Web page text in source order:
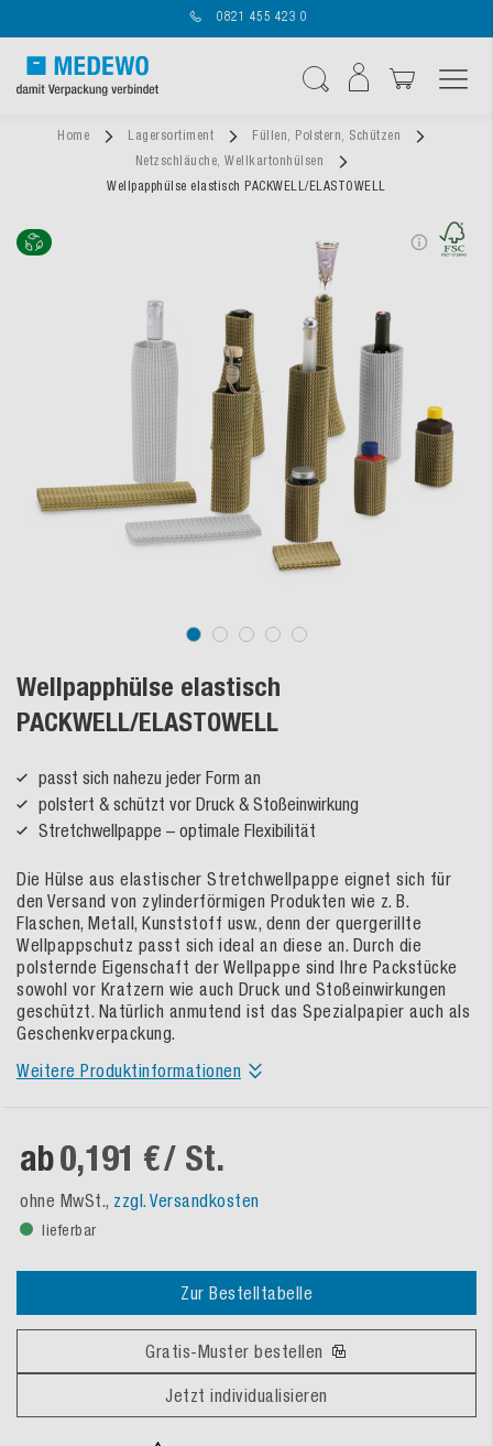
0821 455 423 0
Home Lagersortiment
Füllen, Polstern, Schützen
Netzschläuche, Wellkartonhülsen
Wellpapphülse elastisch PACKWELL/ELASTOWELL
Wellpapphülse elastisch
PACKWELL/ELASTOWELL
passt sich nahezu jeder Form an
polstert & schützt vor Druck & Stoßeinwirkung
Stretchwellpappe – optimale Flexibilität
Die Hülse aus elastischer Stretchwellpappe eignet sich für
den Versand von zylinderförmigen Produkten wie z. B.
Flaschen, Metall, Kunststoff usw., denn der quergerillte
Wellpappschutz passt sich ideal an diese an. Durch die
polsternde Eigenschaft der Wellpappe sind Ihre Packstücke
sowohl vor Kratzern wie auch Druck und Stoßeinwirkungen
geschützt. Natürlich anmutend ist das Spezialpapier auch als
Geschenkverpackung.
Weitere Produktinformationen
ab0,191 €/ St.
ohne MwSt., zzgl. Versandkosten
lieferbar
Zur Bestelltabelle
Gratis-Muster bestellen
Jetzt individualisieren